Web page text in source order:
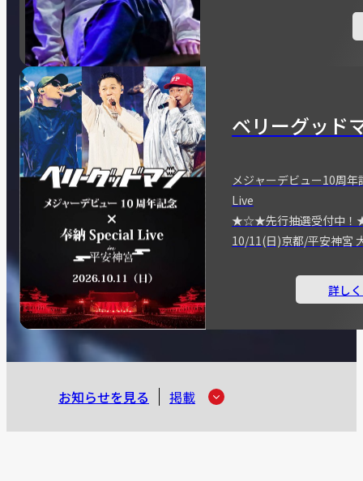
ベリーグッド
メジャーデビュー10周
Live
★☆★先行抽選受付中
10/11(日)京都/平安神宮
詳し
お知らせを見る 掲載